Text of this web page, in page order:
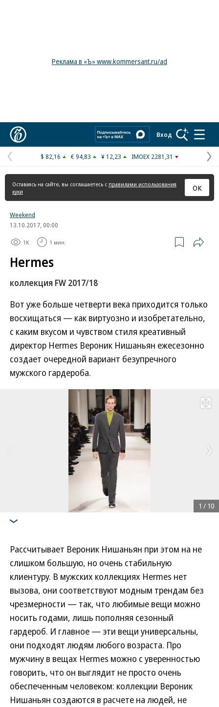
Реклама в «Ъ» www.kommersant.ru/ad
Вход
Предыдущая
страница
$ 82,16 € 94,83 ¥ 12,23 IMOEX 2281,31
Оставаясь на сайте, вы соглашаетесь с правилами использования
куки
ОК
Weekend
13.10.2017, 00:00
1K 1 мин.
Hermes
коллекция FW 2017/18
Вот уже больше четверти века приходится только
восхищаться — как виртуозно и изобретательно,
с каким вкусом и чувством стиля креативный
директор Hermes Вероник Нишаньян ежесезонно
создает очередной вариант безупречного
мужского гардероба.
Развернуть
1 / 10
Рассчитывает Вероник Нишаньян при этом на не
слишком большую, но очень стабильную
клиентуру. В мужских коллекциях Hermes нет
вызова, они соответствуют модным трендам без
чрезмерности — так, что любимые вещи можно
носить годами, лишь пополняя сезонный
гардероб. И главное — эти вещи универсальны,
они подходят людям любого возраста. Про
мужчину в вещах Hermes можно с уверенностью
говорить, что он выглядит не просто очень
обеспеченным человеком: коллекции Вероник
Нишаньян создаются в расчете на людей, не